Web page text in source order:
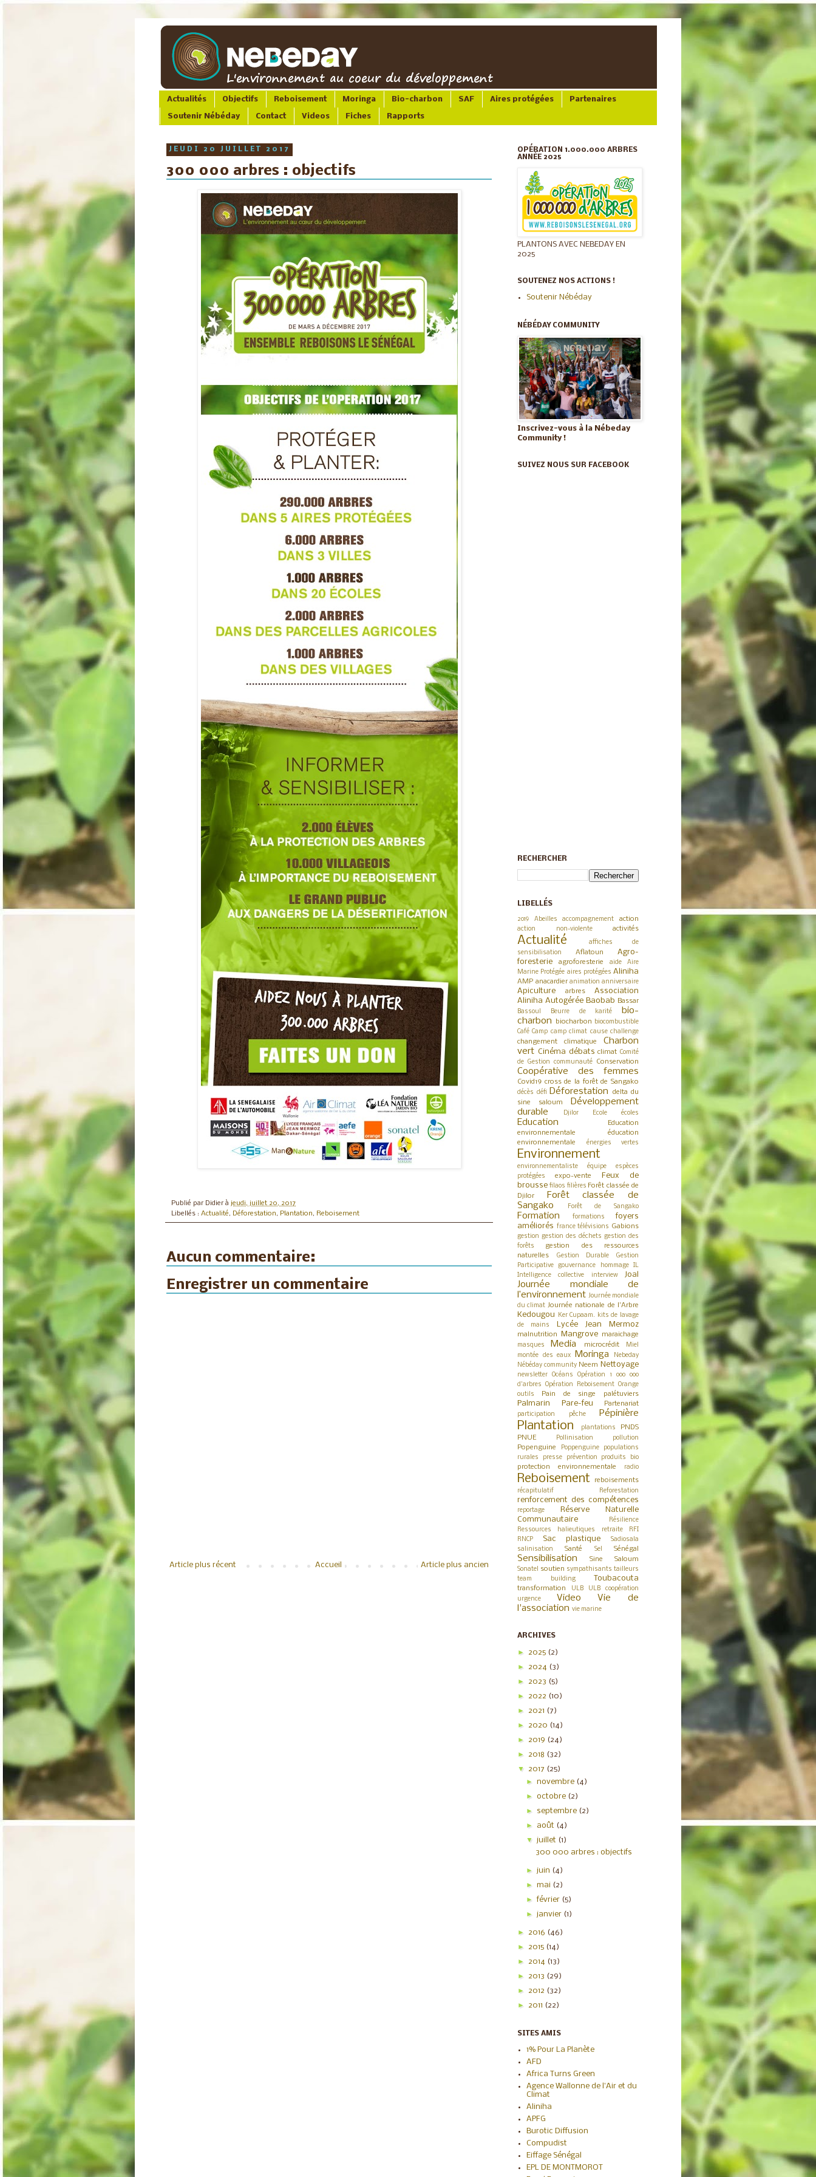
Actualités Objectifs Reboisement Moringa Bio-charbon SAF Aires protégées Partenaires
Soutenir Nébéday Contact Videos Fiches Rapports
JEUDI 20 JUILLET 2017
300 000 arbres : objectifs
Publié par Didier à jeudi, juillet 20, 2017
Libellés : Actualité, Déforestation, Plantation, Reboisement
Aucun commentaire:
Enregistrer un commentaire
Article plus récent Article plus ancien
Accueil
OPÉRATION 1.000.000 ARBRES
ANNÉE 2025
PLANTONS AVEC NEBEDAY EN
2025
SOUTENEZ NOS ACTIONS !
Soutenir Nébéday
NÉBÉDAY COMMUNITY
Inscrivez-vous à la Nébeday
Community !
SUIVEZ NOUS SUR FACEBOOK
RECHERCHER
LIBELLÉS
2019 Abeilles accompagnement action
action non-violente activités
Actualité
affiches de
sensibilisation
Aflatoun
Agro-
foresterie
agroforesterie aide
Aire
Marine Protégée aires protégées Aliniha
AMP anacardier animation anniversaire
Apiculture arbres
Association
Aliniha Autogérée Baobab Bassar
Bassoul Beurre de karité
bio-
charbon
biocharbon biocombustible
Café Camp camp climat cause challenge
changement climatique
Charbon
vert Cinéma débats climat Comité
de Gestion
communauté Conservation
Coopérative des femmes
Covid19 cross de la forêt de Sangako
décès défi Déforestation
delta du
sine saloum
Développement
durable
Djilor Ecole écoles
Education
Education
environnementale
éducation
environnementale
énergies vertes
Environnement
environnementaliste équipe
espèces
protégées
expo-vente
Feux de
brousse filaos filières Forêt classée de
Djilor
Forêt classée de
Sangako
Forêt de Sangako
Formation formations
foyers
améliorés france télévisions Gabions
gestion gestion des déchets gestion des
forêts
gestion des ressources
naturelles
Gestion Durable
Gestion
Participative
gouvernance hommage
IL
Intelligence collective
interview Joal
Journée mondiale de
l’environnement Journée mondiale
du climat Journée nationale de l'Arbre
Kedougou Ker Cupaam.
kits de lavage
de mains
Lycée Jean Mermoz
malnutrition Mangrove maraichage
masques Media microcrédit
Miel
montée des eaux
Moringa
Nebeday
Nébéday community Neem Nettoyage
newsletter Océans
Opération 1 000 000
d'arbres
Opération Reboisement Orange
outils
Pain de singe palétuviers
Palmarin Pare-feu Partenariat
participation pêche Pépinière
Plantation plantations
PNDS
PNUE
Pollinisation pollution
Popenguine Poppenguine
populations
rurales
presse prévention produits bio
protection environnementale radio
Reboisement reboisements
récapitulatif Reforestation
renforcement des compétences
reportage
Réserve Naturelle
Communautaire
Résilience
Ressources halieutiques
retraite
RFI
RNCP
Sac plastique
Sadiosala
salinisation
Santé Sel Sénégal
Sensibilisation Sine Saloum
Sonatel soutien sympathisants tailleurs
team building
Toubacouta
transformation ULB
ULB coopération
urgence
Video
Vie de
l'association vie marine
ARCHIVES
► 2025 (2)
► 2024 (3)
► 2023 (5)
► 2022 (10)
► 2021 (7)
► 2020 (14)
► 2019 (24)
► 2018 (32)
▼ 2017 (25)
►novembre (4)
►octobre (2)
► septembre (2)
► août (4)
▼juillet (1)
300 000 arbres : objectifs
►juin (4)
►mai (2)
►février (5)
►janvier (1)
► 2016 (46)
► 2015 (14)
► 2014 (13)
► 2013 (29)
► 2012 (32)
► 2011 (22)
SITES AMIS
1% Pour La Planète
AFD
Africa Turns Green
Agence Wallonne de l'Air et du
Climat
Aliniha
APFG
Burotic Diffusion
Compudist
Eiffage Sénégal
EPL DE MONTMOROT